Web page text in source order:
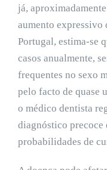
já,
aumento expressivo
Portugal, estima-se
casos anualmente,
frequentes no sexo
pelo facto de quase
o médico dentista
diagnóstico precoce
probabilidades de